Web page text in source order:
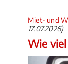
Miet- und
17.07.2026)
Wie